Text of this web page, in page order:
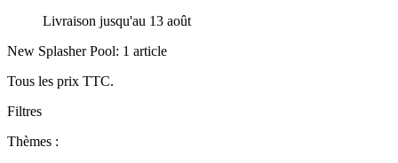
Livraison jusqu'au 13 août
New Splasher Pool: 1 article
Tous les prix TTC.
Filtres
Thèmes :